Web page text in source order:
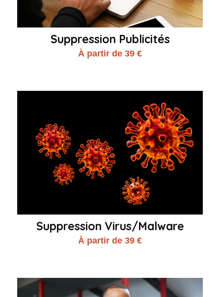
Suppression Publicités
À partir de 39 €
Suppression Virus/Malware
À partir de 39 €